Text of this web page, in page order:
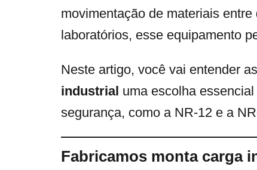
movimentação de materiais
laboratórios, esse equipamento
Neste artigo, você vai entender
industrial uma escolha
segurança, como a NR-12 e a
Fabricamos monta carga